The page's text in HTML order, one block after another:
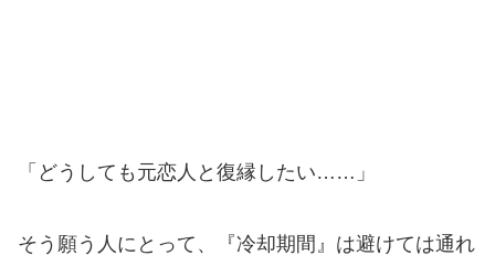
「どうしても元恋人と復縁したい……」
そう願う人にとって、『冷却期間』は避けては通れ